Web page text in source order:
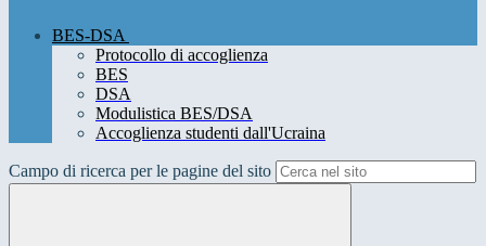
BES-DSA
Protocollo di accoglienza
BES
DSA
Modulistica BES/DSA
Accoglienza studenti dall'Ucraina
Campo di ricerca per le pagine del sito